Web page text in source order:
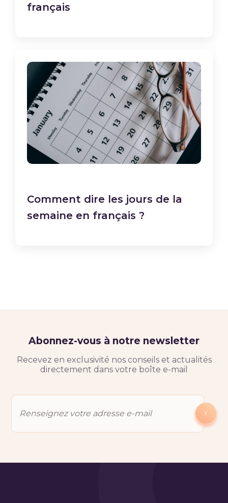
français
Comment dire les jours de la
semaine en français ?
Abonnez-vous à notre newsletter
Recevez en exclusivité nos conseils et actualités
directement dans votre boîte e-mail